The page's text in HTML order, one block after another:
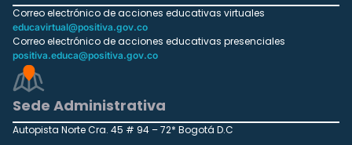
Correo electrónico de acciones educativas virtuales
educavirtual@positiva.gov.co
Correo electrónico de acciones educativas presenciales
positiva.educa@positiva.gov.co
Sede Administrativa
Autopista Norte Cra. 45 # 94 – 72* Bogotá D.C